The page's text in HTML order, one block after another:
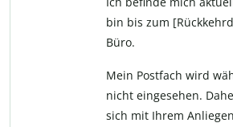
bin bis zum
Büro.
Mein Postfach wird
nicht eingesehen.
sich mit Ihrem